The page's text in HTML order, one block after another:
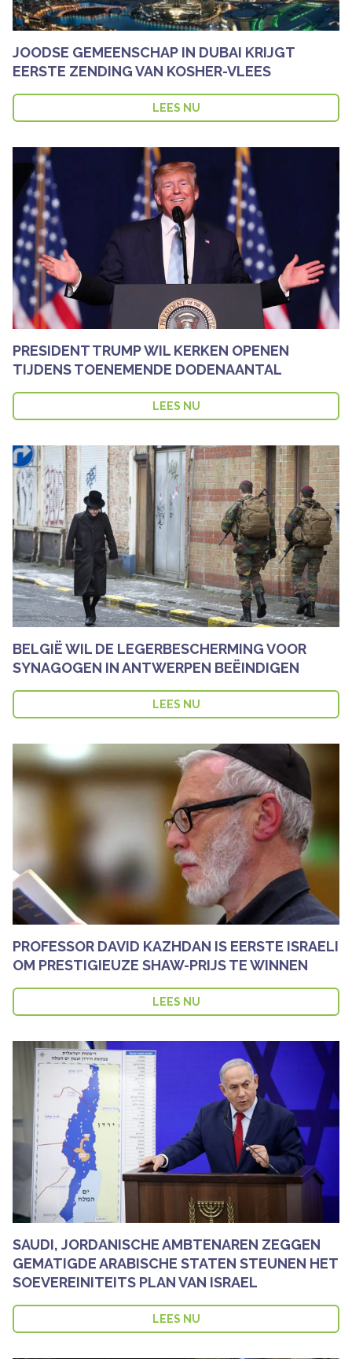
JOODSE GEMEENSCHAP IN DUBAI KRIJGT
EERSTE ZENDING VAN KOSHER-VLEES
LEES NU
PRESIDENT TRUMP WIL KERKEN OPENEN
TIJDENS TOENEMENDE DODENAANTAL
LEES NU
BELGIË WIL DE LEGERBESCHERMING VOOR
SYNAGOGEN IN ANTWERPEN BEËINDIGEN
LEES NU
PROFESSOR DAVID KAZHDAN IS EERSTE ISRAELI
OM PRESTIGIEUZE SHAW-PRIJS TE WINNEN
LEES NU
SAUDI, JORDANISCHE AMBTENAREN ZEGGEN
GEMATIGDE ARABISCHE STATEN STEUNEN HET
SOEVEREINITEITS PLAN VAN ISRAEL
LEES NU